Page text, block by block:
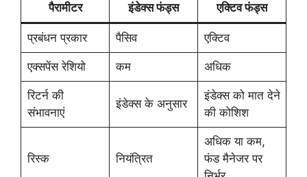
पैरामीटर इंडेक्स फंड्स एक्टिव फंड्स
प्रबंधन प्रकार पैसिव एक्टिव
एक्सपेंस रेशियो कम अधिक
रिटर्न की
संभावनाएं
इंडेक्स के अनुसार
इंडेक्स को मात देने
की कोशिश
रिस्क नियंत्रित
अधिक या कम,
फंड मैनेजर पर